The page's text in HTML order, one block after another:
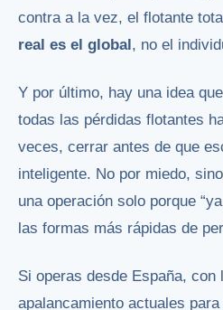
contra a la vez, el flotante
real es el global, no el
Y por último, hay una idea
todas las pérdidas flotantes
veces, cerrar antes de que
inteligente. No por miedo,
una operación solo porque
las formas más rápidas de
Si operas desde España, con
apalancamiento actuales